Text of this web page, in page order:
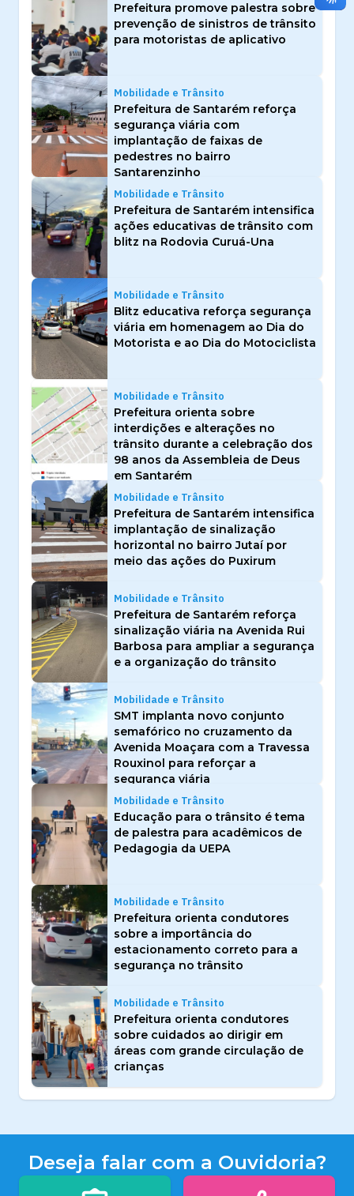
Prefeitura promove palestra sobre
prevenção de sinistros de trânsito
para motoristas de aplicativo
Mobilidade e Trânsito
Prefeitura de Santarém reforça
segurança viária com
implantação de faixas de
pedestres no bairro
Santarenzinho
Mobilidade e Trânsito
Prefeitura de Santarém intensifica
ações educativas de trânsito com
blitz na Rodovia Curuá-Una
Mobilidade e Trânsito
Blitz educativa reforça segurança
viária em homenagem ao Dia do
Motorista e ao Dia do Motociclista
Mobilidade e Trânsito
Prefeitura orienta sobre
interdições e alterações no
trânsito durante a celebração dos
98 anos da Assembleia de Deus
em Santarém
Mobilidade e Trânsito
Prefeitura de Santarém intensifica
implantação de sinalização
horizontal no bairro Jutaí por
meio das ações do Puxirum
Mobilidade e Trânsito
Prefeitura de Santarém reforça
sinalização viária na Avenida Rui
Barbosa para ampliar a segurança
e a organização do trânsito
Mobilidade e Trânsito
SMT implanta novo conjunto
semafórico no cruzamento da
Avenida Moaçara com a Travessa
Rouxinol para reforçar a
segurança viária
Mobilidade e Trânsito
Educação para o trânsito é tema
de palestra para acadêmicos de
Pedagogia da UEPA
Mobilidade e Trânsito
Prefeitura orienta condutores
sobre a importância do
estacionamento correto para a
segurança no trânsito
Mobilidade e Trânsito
Prefeitura orienta condutores
sobre cuidados ao dirigir em
áreas com grande circulação de
crianças
Deseja falar com a Ouvidoria?